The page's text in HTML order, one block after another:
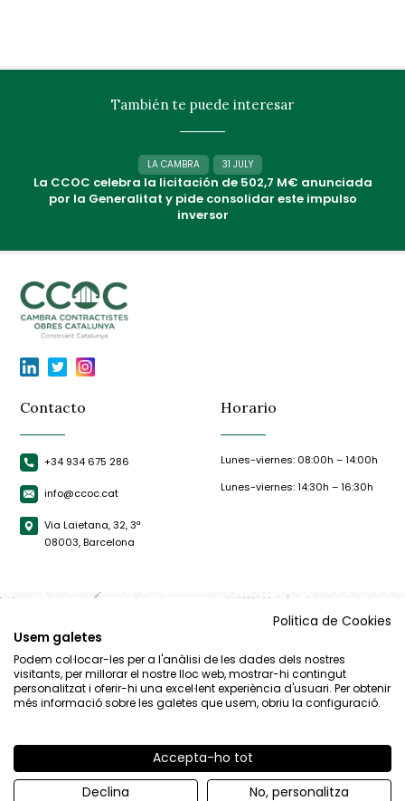
También te puede interesar
LA CAMBRA 31 JULY
La CCOC celebra la licitación de 502,7 M€ anunciada
por la Generalitat y pide consolidar este impulso
inversor
Contacto
+34 934 675 286
info@ccoc.cat
Via Laietana, 32, 3ª
08003, Barcelona
Horario
Lunes-viernes: 08:00h – 14:00h
Lunes-viernes: 14:30h – 16:30h
Aviso Legal Política de privacidad | Política de cookies
Politica de Cookies
Usem galetes
Podem col·locar-les per a l'anàlisi de les dades dels nostres
visitants, per millorar el nostre lloc web, mostrar-hi contingut
personalitzat i oferir-hi una excel·lent experiència d'usuari. Per obtenir
més informació sobre les galetes que usem, obriu la configuració.
Accepta-ho tot
Declina
No, personalitza